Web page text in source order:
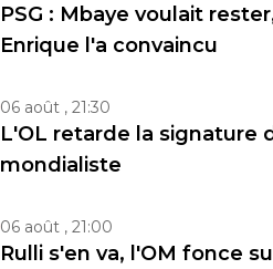
PSG : Mbaye voulait
Enrique l'a convaincu
06 août , 21:30
L'OL retarde la signature
mondialiste
06 août , 21:00
Rulli s'en va, l'OM fonce